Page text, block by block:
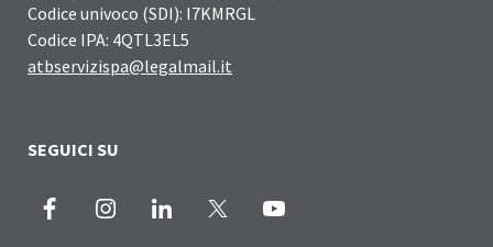
Codice univoco (SDI): I7KMRGL
Codice IPA: 4QTL3EL5
atbservizispa@legalmail.it
SEGUICI SU
Facebook InstagramLinkedIn